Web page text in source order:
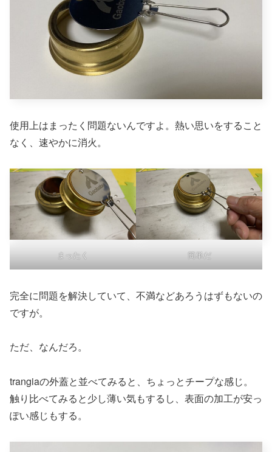
使用上はまったく問題ないんですよ。熱い思いをすること
なく、速やかに消火。
まったく 簡単だ
完全に問題を解決していて、不満などあろうはずもないの
ですが。
ただ、なんだろ。
trangiaの外蓋と並べてみると、ちょっとチープな感じ。
触り比べてみると少し薄い気もするし、表面の加工が安っ
ぽい感じもする。